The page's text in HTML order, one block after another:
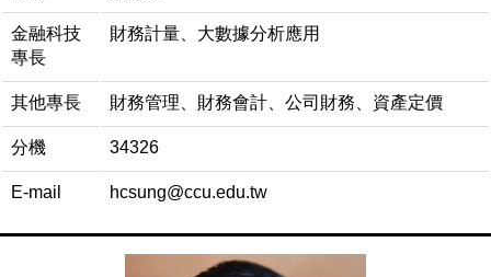
金融科技
專長
財務計量、大數據分析應用
其他專長 財務管理、財務會計、公司財務、資產定價
分機 34326
E-mail hcsung@ccu.edu.tw